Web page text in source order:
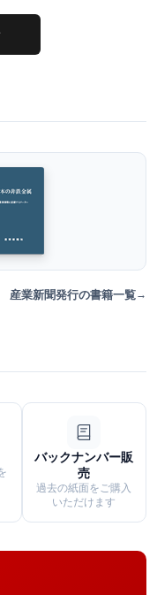
産業新聞発行の書籍一覧
バックナンバー販
売
過去の紙面をご購入
いただけます